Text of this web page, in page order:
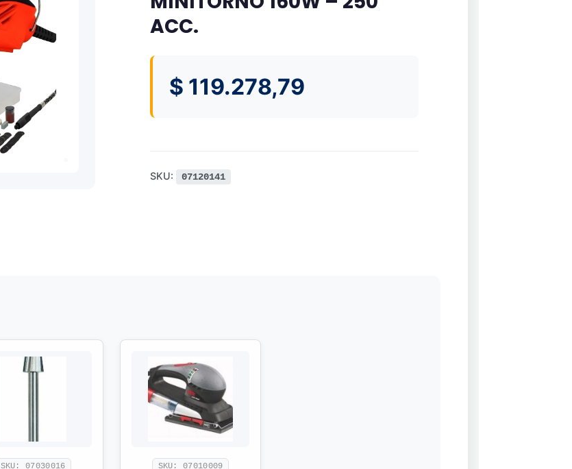
ACC.
$ 119.278,79
SKU: 07120141
SKU: 07030016 SKU: 07010009